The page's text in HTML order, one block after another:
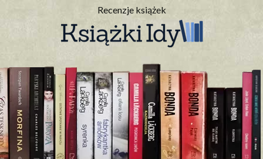
Recenzje książek